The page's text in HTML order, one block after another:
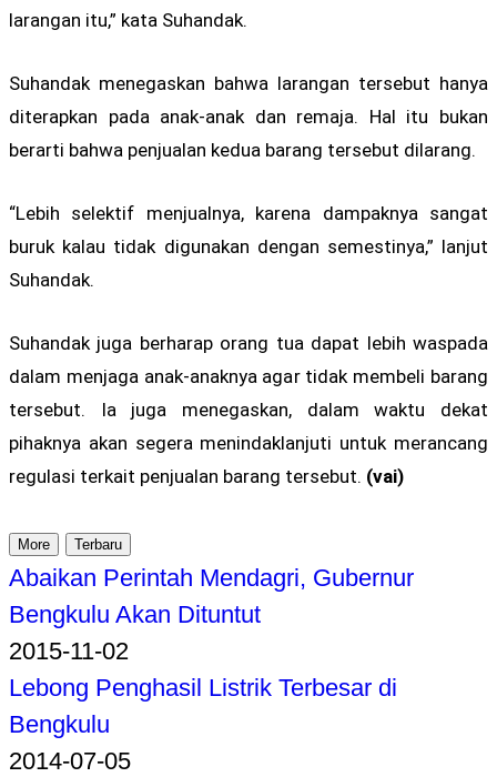
larangan itu,” kata Suhandak.
Suhandak menegaskan bahwa larangan tersebut hanya
diterapkan pada anak-anak dan remaja. Hal itu bukan
berarti bahwa penjualan kedua barang tersebut dilarang.
“Lebih selektif menjualnya, karena dampaknya sangat
buruk kalau tidak digunakan dengan semestinya,” lanjut
Suhandak.
Suhandak juga berharap orang tua dapat lebih waspada
dalam menjaga anak-anaknya agar tidak membeli barang
tersebut. Ia juga menegaskan, dalam waktu dekat
pihaknya akan segera menindaklanjuti untuk merancang
regulasi terkait penjualan barang tersebut. (vai)
More Terbaru
Abaikan Perintah Mendagri, Gubernur
Bengkulu Akan Dituntut
2015-11-02
Lebong Penghasil Listrik Terbesar di
Bengkulu
2014-07-05